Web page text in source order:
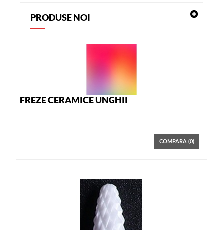
PRODUSE NOI
FREZE CERAMICE UNGHII
COMPARA (0)